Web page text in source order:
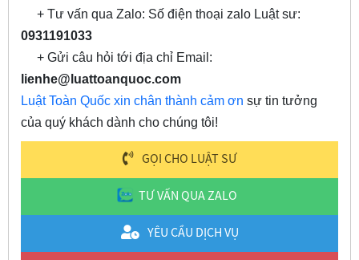
+ Tư vấn qua Zalo: Số điện thoại zalo Luật sư:
0931191033
+ Gửi câu hỏi tới địa chỉ Email:
lienhe@luattoanquoc.com
Luật Toàn Quốc xin chân thành cảm ơn sự tin tưởng
của quý khách dành cho chúng tôi!
GỌI CHO LUẬT SƯ
TƯ VẤN QUA ZALO
YÊU CẦU DỊCH VỤ